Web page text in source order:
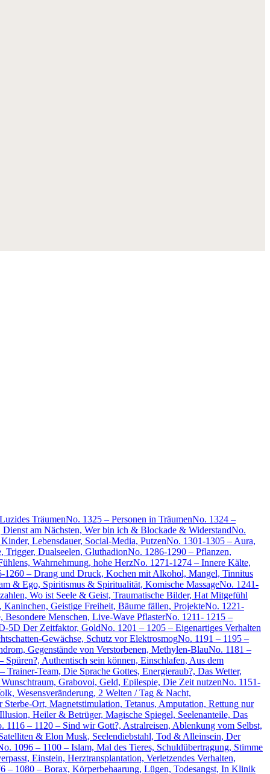
TräumenNo. 1325 – Personen in TräumenNo. 1324 –
am Nächsten, Wer bin ich & Blockade & WiderstandNo.
Lebensdauer, Social-Media, PutzenNo. 1301-1305 – Aura,
Trigger, Dualseelen, GluthadionNo. 1286-1290 – Pflanzen,
Wahrnehmung, hohe HerzNo. 1271-1274 – Innere Kälte,
1260 – Drang und Druck, Kochen mit Alkohol, Mangel, Tinnitus
& Ego, Spiritismus & Spiritualität, Komische MassageNo. 1241-
Wo ist Seele & Geist, Traumatische Bilder, Hat Mitgefühl
Geistige Freiheit, Bäume fällen, ProjekteNo. 1221-
Menschen, Live-Wave PflasterNo. 1211- 1215 –
5D Der Zeitfaktor, GoldNo. 1201 – 1205 – Eigenartiges Verhalten
Gewächse, Schutz vor ElektrosmogNo. 1191 – 1195 –
Gegenstände von Verstorbenen, Methylen-BlauNo. 1181 –
Authentisch sein können, Einschlafen, Aus dem
Trainer-Team, Die Sprache Gottes, Energieraub?, Das Wetter,
Grabovoi, Geld, Epilespie, Die Zeit nutzenNo. 1151-
Wesensveränderung, 2 Welten / Tag & Nacht,
Sterbe-Ort, Magnetstimulation, Tetanus, Amputation, Rettung nur
Heiler & Betrüger, Magische Spiegel, Seelenanteile, Das
1116 – 1120 – Sind wir Gott?, Astralreisen, Ablenkung vom Selbst,
& Elon Musk, Seelendiebstahl, Tod & Alleinsein, Der
1096 – 1100 – Islam, Mal des Tieres, Schuldübertragung, Stimme
Einstein, Herztransplantation, Verletzendes Verhalten,
– 1080 – Borax, Körperbehaarung, Lügen, Todesangst, In Klinik